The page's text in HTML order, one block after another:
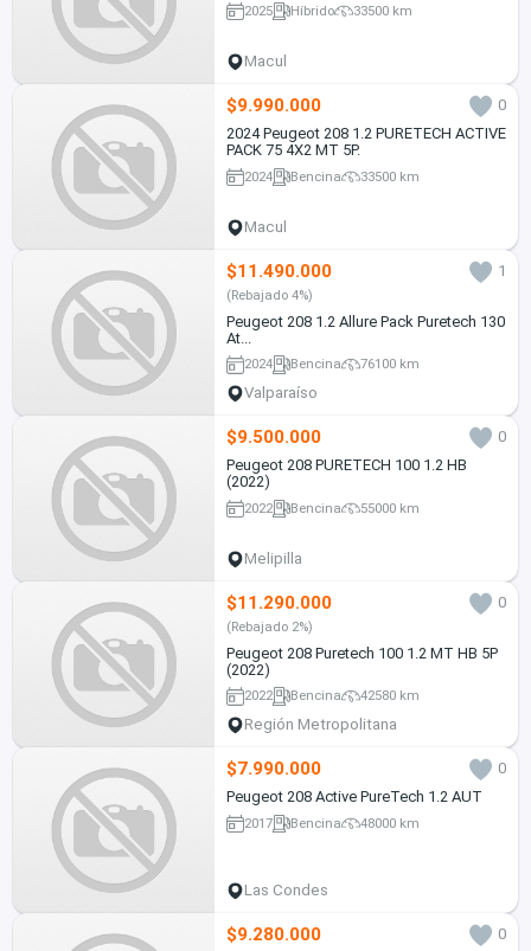
2025 Híbrido 33500 km
Macul
$9.990.000
0
2024 Peugeot 208 1.2 PURETECH ACTIVE
PACK 75 4X2 MT 5P.
2024 Bencina 33500 km
Macul
$11.490.000 1
(Rebajado 4%)
Peugeot 208 1.2 Allure Pack Puretech 130
At...
2024 Bencina 76100 km
Valparaíso
$9.500.000
0
Peugeot 208 PURETECH 100 1.2 HB
(2022)
2022 Bencina 55000 km
Melipilla
$11.290.000 0
(Rebajado 2%)
Peugeot 208 Puretech 100 1.2 MT HB 5P
(2022)
2022 Bencina 42580 km
Región Metropolitana
$7.990.000
0
Peugeot 208 Active PureTech 1.2 AUT
2017 Bencina 48000 km
Las Condes
$9.280.000 0